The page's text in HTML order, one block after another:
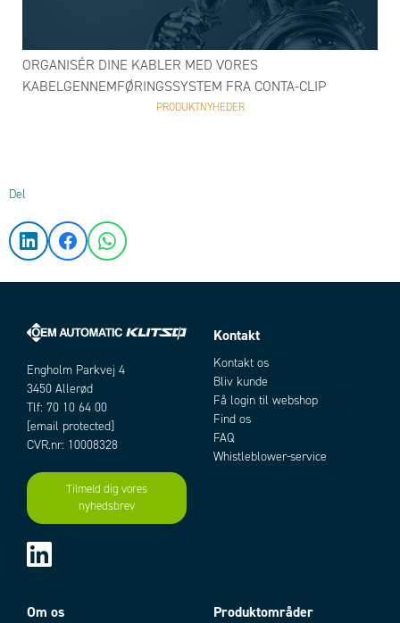
ORGANISÉR DINE KABLER MED VORES
KABELGENNEMFØRINGSSYSTEM FRA CONTA-CLIP
PRODUKTNYHEDER
Del
Engholm Parkvej 4
3450 Allerød
Tlf: 70 10 64 00
[email protected]
CVR.nr: 10008328
Tilmeld dig vores
nyhedsbrev
Kontakt
Kontakt os
Bliv kunde
Få login til webshop
Find os
FAQ
Whistleblower-service
Om os Produktområder